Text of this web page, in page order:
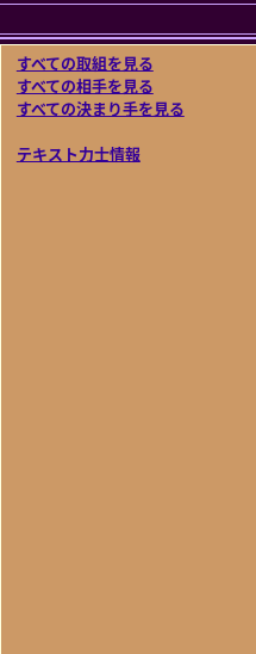
すべての取組を見る
すべての相手を見る
すべての決まり手を見る
テキスト力士情報